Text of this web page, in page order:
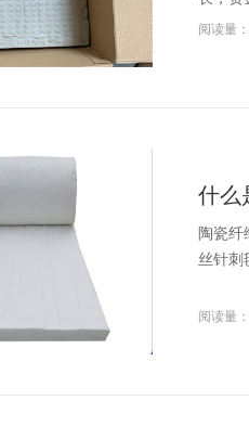
阅读量
什么
陶瓷
丝针刺
阅读量